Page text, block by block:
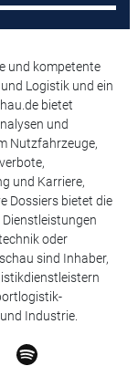
und kompetente
Logistik und ein
bietet
und
Nutzfahrzeuge,
und Karriere,
Dossiers bietet die
oder
sind Inhaber,
Industrie.